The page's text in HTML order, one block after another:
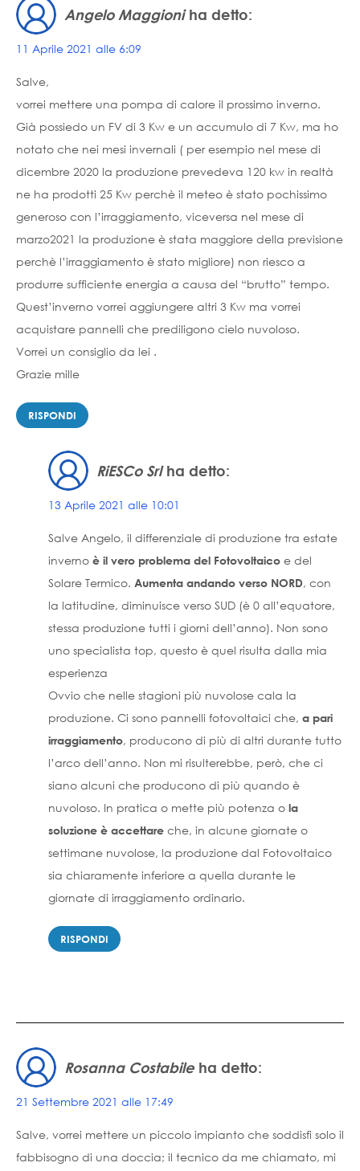
Angelo Maggioni ha detto:
11 Aprile 2021 alle 6:09
Salve,
vorrei mettere una pompa di calore il prossimo inverno.
Già possiedo un FV di 3 Kw e un accumulo di 7 Kw, ma ho
notato che nei mesi invernali ( per esempio nel mese di
dicembre 2020 la produzione prevedeva 120 kw in realtà
ne ha prodotti 25 Kw perchè il meteo è stato pochissimo
generoso con l’irraggiamento, viceversa nel mese di
marzo2021 la produzione è stata maggiore della previsione
perchè l’irraggiamento è stato migliore) non riesco a
produrre sufficiente energia a causa del “brutto” tempo.
Quest’inverno vorrei aggiungere altri 3 Kw ma vorrei
acquistare pannelli che prediligono cielo nuvoloso.
Vorrei un consiglio da lei .
Grazie mille
RISPONDI
RiESCo Srl ha detto:
13 Aprile 2021 alle 10:01
Salve Angelo, il differenziale di produzione tra estate
inverno è il vero problema del Fotovoltaico e del
Solare Termico. Aumenta andando verso NORD, con
la latitudine, diminuisce verso SUD (è 0 all’equatore,
stessa produzione tutti i giorni dell’anno). Non sono
uno specialista top, questo è quel risulta dalla mia
esperienza
Ovvio che nelle stagioni più nuvolose cala la
produzione. Ci sono pannelli fotovoltaici che, a pari
irraggiamento, producono di più di altri durante tutto
l’arco dell’anno. Non mi risulterebbe, però, che ci
siano alcuni che producono di più quando è
nuvoloso. In pratica o mette più potenza o la
soluzione è accettare che, in alcune giornate o
settimane nuvolose, la produzione dal Fotovoltaico
sia chiaramente inferiore a quella durante le
giornate di irraggiamento ordinario.
RISPONDI
Rosanna Costabile ha detto:
21 Settembre 2021 alle 17:49
Salve, vorrei mettere un piccolo impianto che soddisfi solo il
fabbisogno di una doccia; il tecnico da me chiamato, mi